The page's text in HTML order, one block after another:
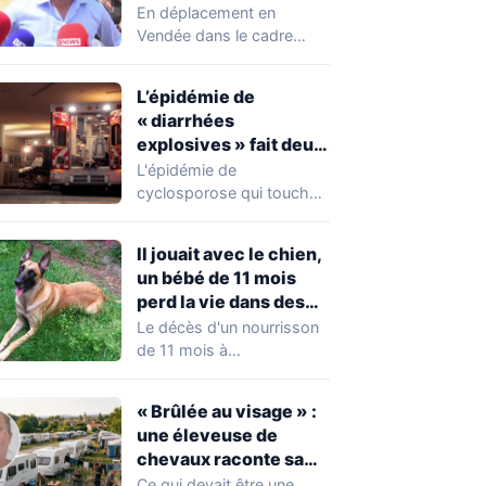
chahuté sur un
campement illégal
En déplacement en
Vendée dans le cadre
occupations…
L’épidémie de
« diarrhées
explosives » fait deux
premiers morts
L'épidémie de
cyclosporose qui touche
aggravation. Les autorités
sanitaires…
Il jouait avec le chien,
un bébé de 11 mois
perd la vie dans des
circonstances
horribles
Le décès d'un nourrisson
de 11 mois à
profondément…
« Brûlée au visage » :
une éleveuse de
chevaux raconte sa